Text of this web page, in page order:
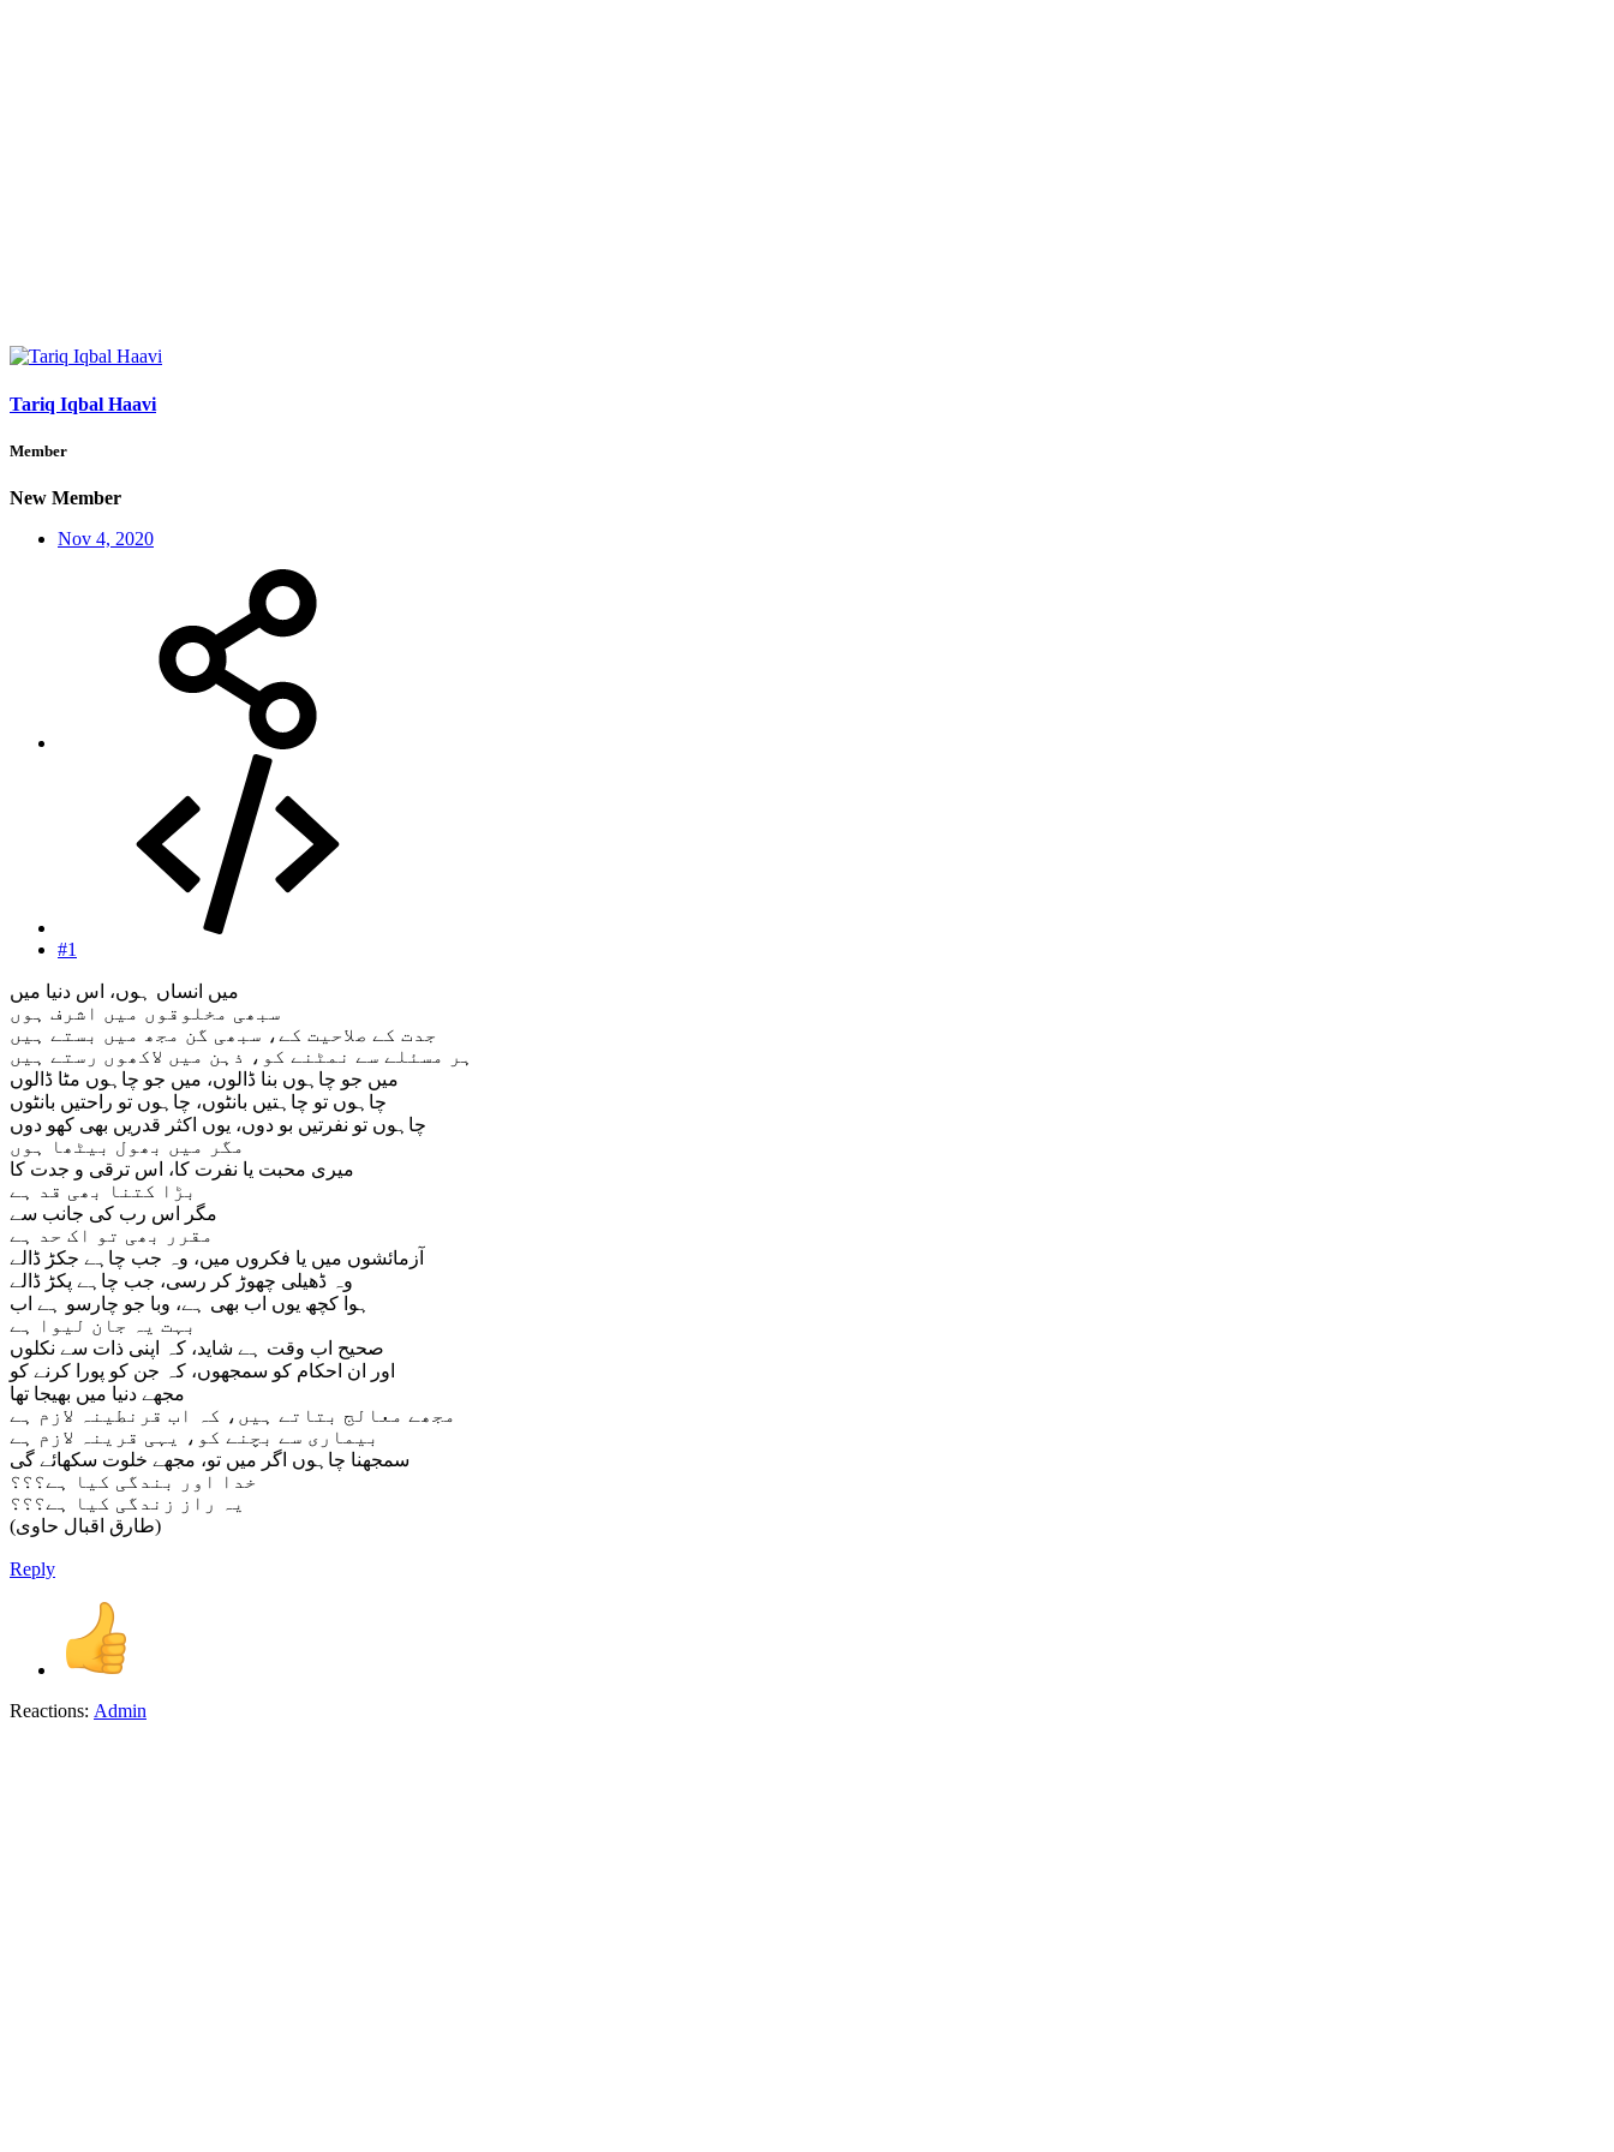
Tariq Iqbal Haavi
Member
New Member
Nov 4, 2020
#1
میں انساں ہوں، اس دنیا میں
سبھی مخلوقوں میں اشرف ہوں
جدت کے صلاحیت کے، سبھی گن مجھ میں بستے ہیں
ہر مسئلے سے نمٹنے کو، ذہن میں لاکھوں رستے ہیں
میں جو چاہوں بنا ڈالوں، میں جو چاہوں مٹا ڈالوں
چاہوں تو چاہتیں بانٹوں، چاہوں تو راحتیں بانٹوں
چاہوں تو نفرتیں بو دوں، یوں اکثر قدریں بھی کھو دوں
مگر میں بھول بیٹھا ہوں
میری محبت یا نفرت کا، اس ترقی و جدت کا
بڑا کتنا بھی قد ہے
مگر اس رب کی جانب سے
مقرر بھی تو اک حد ہے
آزمائشوں میں یا فکروں میں، وہ جب چاہے جکڑ ڈالے
وہ ڈھیلی چھوڑ کر رسی، جب چاہے پکڑ ڈالے
ہوا کچھ یوں اب بھی ہے، وبا جو چارسو ہے اب
بہت یہ جان لیوا ہے
صحیح اب وقت ہے شاید، کہ اپنی ذات سے نکلوں
اور ان احکام کو سمجھوں، کہ جن کو پورا کرنے کو
مجھے دنیا میں بھیجا تھا
مجھے معالج بتاتے ہیں، کہ اب قرنطینہ لازم ہے
بیماری سے بچنے کو، یہی قرینہ لازم ہے
سمجھنا چاہوں اگر میں تو، مجھے خلوت سکھائے گی
خدا اور بندگی کیا ہے؟؟؟
یہ راز زندگی کیا ہے؟؟؟
(طارق اقبال حاوی)
Reply
Reactions: Admin